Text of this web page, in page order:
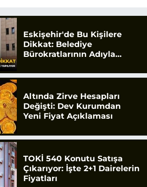
Eskişehir'de Bu Kişilere
Dikkat: Belediye
Bürokratlarının Adıyla
Altında Zirve Hesapları
Değişti: Dev Kurumdan
Yeni Fiyat Açıklaması
TOKİ 540 Konutu Satışa
Çıkarıyor: İşte 2+1 Dairelerin
Fiyatları